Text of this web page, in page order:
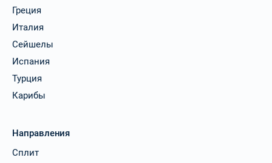
Греция
Италия
Сейшелы
Испания
Турция
Карибы
Направления
Сплит